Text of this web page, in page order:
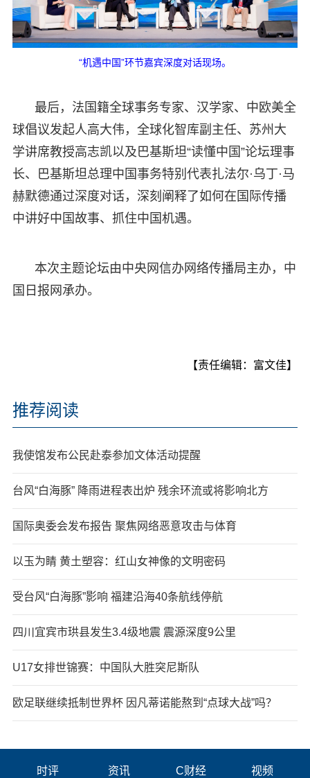
“机遇中国”环节嘉宾深度对话现场。
最后，法国籍全球事务专家、汉学家、中欧美全
球倡议发起人高大伟，全球化智库副主任、苏州大
学讲席教授高志凯以及巴基斯坦“读懂中国”论坛理事
长、巴基斯坦总理中国事务特别代表扎法尔·乌丁·马
赫默德通过深度对话，深刻阐释了如何在国际传播
中讲好中国故事、抓住中国机遇。
本次主题论坛由中央网信办网络传播局主办，中
国日报网承办。
【责任编辑：富文佳】
推荐阅读
我使馆发布公民赴泰参加文体活动提醒
台风“白海豚” 降雨进程表出炉 残余环流或将影响北方
国际奥委会发布报告 聚焦网络恶意攻击与体育
以玉为睛 黄土塑容：红山女神像的文明密码
受台风“白海豚”影响 福建沿海40条航线停航
四川宜宾市珙县发生3.4级地震 震源深度9公里
U17女排世锦赛：中国队大胜突尼斯队
欧足联继续抵制世界杯 因凡蒂诺能熬到“点球大战”吗？
时评 资讯 C财经 视频